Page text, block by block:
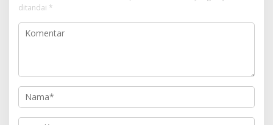
ditandai *